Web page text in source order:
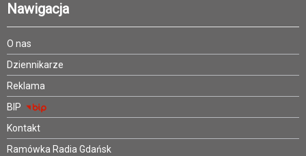
Nawigacja
O nas
Dziennikarze
Reklama
BIP
Kontakt
Ramówka Radia Gdańsk